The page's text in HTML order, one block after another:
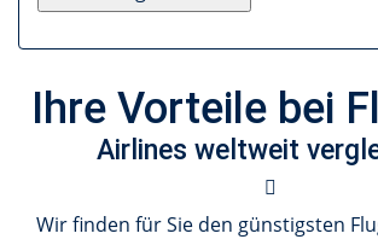
Ihre Vorteile bei
Airlines weltweit
Wir finden für Sie den günstigsten